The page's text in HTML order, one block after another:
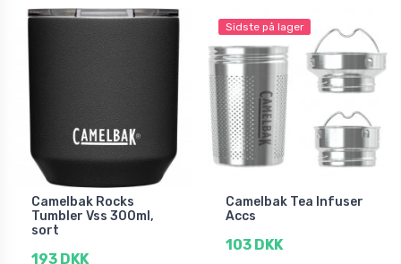
Camelbak Rocks
Tumbler Vss 300ml,
sort
193 DKK
Sidste på lager
Camelbak Tea Infuser
Accs
103 DKK